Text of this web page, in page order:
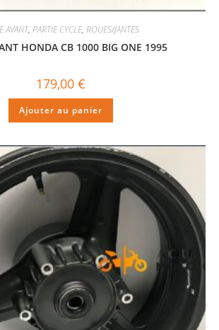
AVANT, PARTIE CYCLE, ROUES/JANTES
HONDA CB 1000 BIG ONE 1995
179,00 €
Ajouter au panier